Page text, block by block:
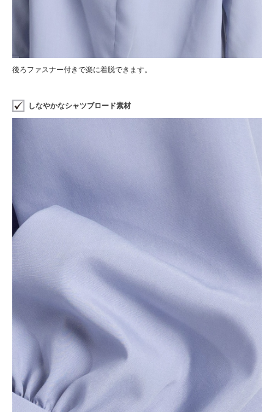
後ろファスナー付きで楽に着脱できます。
しなやかなシャツブロード素材